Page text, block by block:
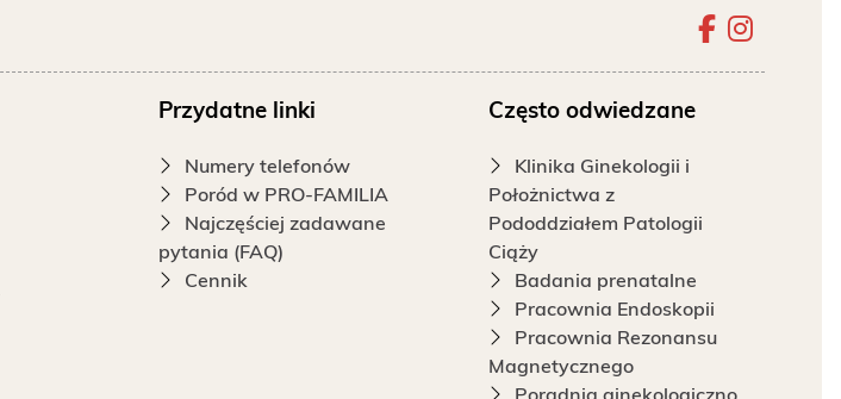
Szpital
Przydatne linki
Numery telefonów
Poród w PRO-FAMILIA
Najczęściej zadawane
pytania (FAQ)
Cennik
Często odwiedzane
Klinika Ginekologii i
Położnictwa z
Pododdziałem Patologii
Ciąży
Badania prenatalne
Pracownia Endoskopii
Pracownia Rezonansu
Magnetycznego
Poradnia ginekologiczno